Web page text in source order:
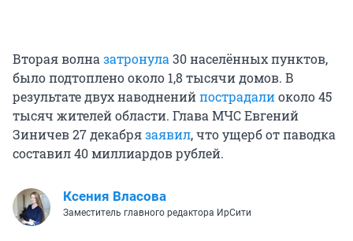
Вторая волна затронула 30 населённых пунктов,
было подтоплено около 1,8 тысячи домов. В
результате двух наводненийпострадалиоколо 45
тысяч жителей области. Глава МЧС Евгений
Зиничев 27 декабрязаявил, что ущерб от паводка
составил 40 миллиардов рублей.
Ксения Власова
Заместитель главного редактора ИрСити